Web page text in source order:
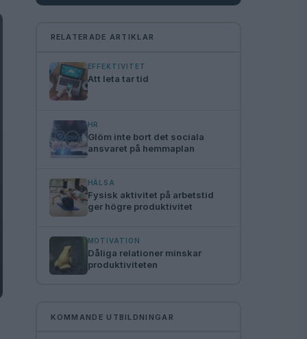
RELATERADE ARTIKLAR
EFFEKTIVITET
Att leta tar tid
HR
Glöm inte bort det sociala
ansvaret på hemmaplan
HÄLSA
Fysisk aktivitet på arbetstid
ger högre produktivitet
MOTIVATION
Dåliga relationer minskar
produktiviteten
KOMMANDE UTBILDNINGAR